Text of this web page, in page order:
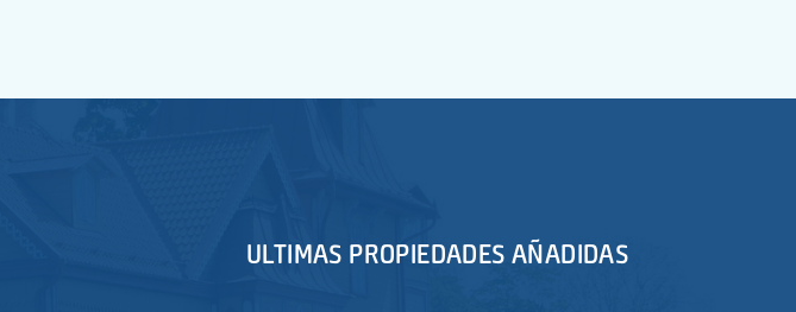
ULTIMAS PROPIEDADES AÑADIDAS